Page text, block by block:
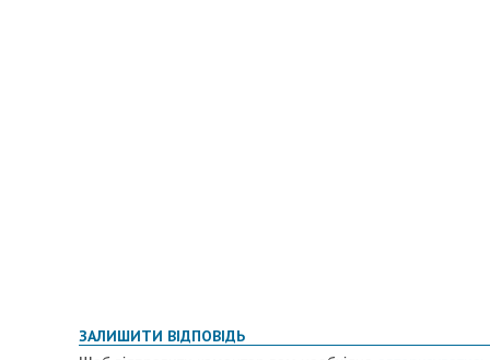
ЗАЛИШИТИ ВІДПОВІДЬ